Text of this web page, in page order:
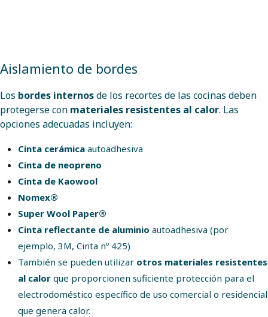
Aislamiento de bordes
Los bordes internosde los recortes de las cocinas deben
protegerse con materiales resistentes al calor. Las
opciones adecuadas incluyen:
Cinta cerámica autoadhesiva
Cinta de neopreno
Cinta de Kaowool
Nomex®
Super Wool Paper®
Cinta reflectante de aluminio autoadhesiva (por
ejemplo, 3M, Cinta nº 425)
También se pueden utilizar otros materiales resistentes
al calor que proporcionen suficiente protección para el
electrodoméstico específico de uso comercial o residencial
que genera calor.